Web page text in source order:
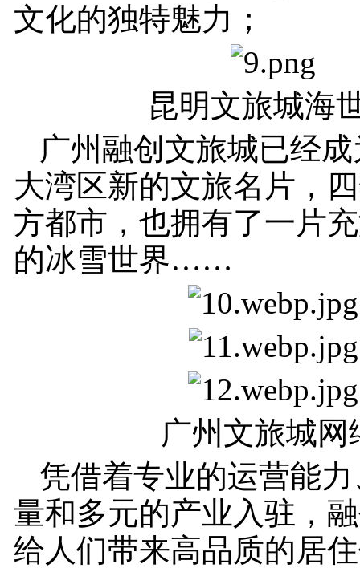
文化的独特魅力；
昆明文旅城海
广州融创文旅城已经
大湾区新的文旅名片，
方都市，也拥有了一片
的冰雪世界……
广州文旅城网
凭借着专业的运营能
量和多元的产业入驻，
给人们带来高品质的居